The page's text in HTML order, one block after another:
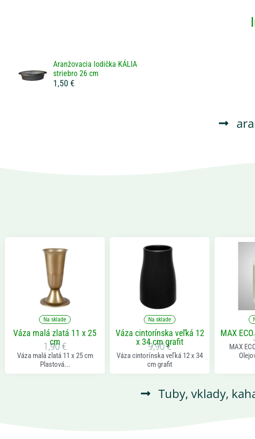
Aranžovacia lodička KÁLIA
striebro 26 cm
1,50 €
Na sklade
Váza malá zlatá 11 x 25
cm
1,90€
Váza malá zlatá 11 x 25 cm
Plastová...
Na sklade
Váza cintorínska veľká 12
x 34 cm grafit
9,90€
Váza cintorínska veľká 12 x 34
cm grafit
MAX
MAX
Tuby, vklady,